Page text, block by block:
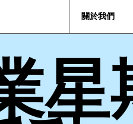
關於我們
星